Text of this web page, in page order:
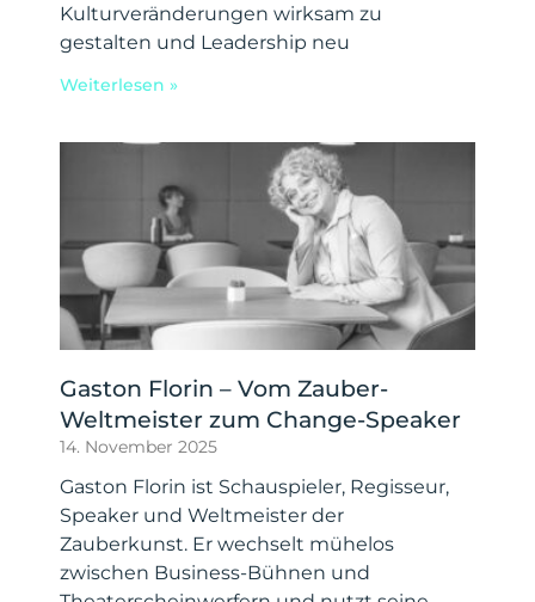
Kulturveränderungen wirksam zu
gestalten und Leadership neu
Weiterlesen »
Gaston Florin – Vom Zauber-
Weltmeister zum Change-Speaker
14. November 2025
Gaston Florin ist Schauspieler, Regisseur,
Speaker und Weltmeister der
Zauberkunst. Er wechselt mühelos
zwischen Business-Bühnen und